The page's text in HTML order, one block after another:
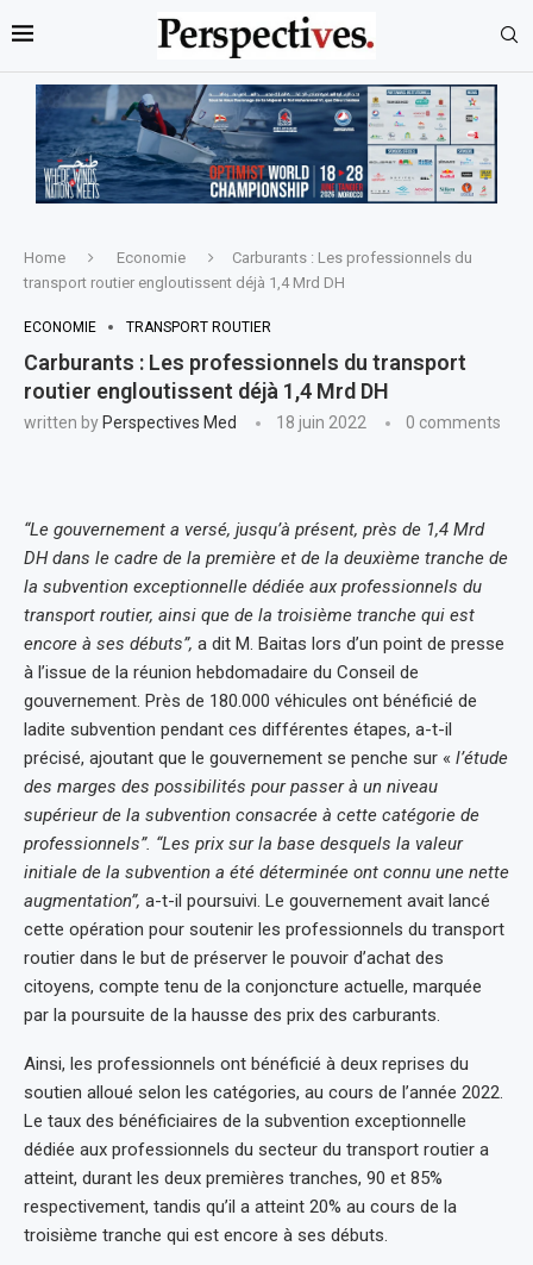
Home Economie
Carburants : Les professionnels du
transport routier engloutissent déjà 1,4 Mrd DH
ECONOMIE TRANSPORT ROUTIER
Carburants : Les professionnels du transport
routier engloutissent déjà 1,4 Mrd DH
written by Perspectives Med 18 juin 2022 0 comments
“Le gouvernement a versé, jusqu’à présent, près de 1,4 Mrd
DH dans le cadre de la première et de la deuxième tranche de
la subvention exceptionnelle dédiée aux professionnels du
transport routier, ainsi que de la troisième tranche qui est
encore à ses débuts”, a dit M. Baitas lors d’un point de presse
à l’issue de la réunion hebdomadaire du Conseil de
gouvernement. Près de 180.000 véhicules ont bénéficié de
ladite subvention pendant ces différentes étapes, a-t-il
précisé, ajoutant que le gouvernement se penche sur « l’étude
des marges des possibilités pour passer à un niveau
supérieur de la subvention consacrée à cette catégorie de
professionnels”. “Les prix sur la base desquels la valeur
initiale de la subvention a été déterminée ont connu une nette
augmentation”, a-t-il poursuivi. Le gouvernement avait lancé
cette opération pour soutenir les professionnels du transport
routier dans le but de préserver le pouvoir d’achat des
citoyens, compte tenu de la conjoncture actuelle, marquée
par la poursuite de la hausse des prix des carburants.
Ainsi, les professionnels ont bénéficié à deux reprises du
soutien alloué selon les catégories, au cours de l’année 2022.
Le taux des bénéficiaires de la subvention exceptionnelle
dédiée aux professionnels du secteur du transport routier a
atteint, durant les deux premières tranches, 90 et 85%
respectivement, tandis qu’il a atteint 20% au cours de la
troisième tranche qui est encore à ses débuts.